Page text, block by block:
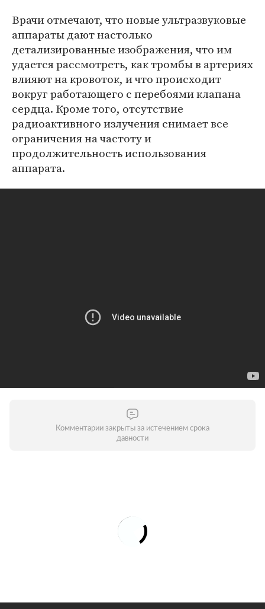
Врачи отмечают, что новые ультразвуковые
аппараты дают настолько
детализированные изображения, что им
удается рассмотреть, как тромбы в артериях
влияют на кровоток, и что происходит
вокруг работающего с перебоями клапана
сердца. Кроме того, отсутствие
радиоактивного излучения снимает все
ограничения на частоту и
продолжительность использования
аппарата.
Комментарии закрыты за истечением срока
давности